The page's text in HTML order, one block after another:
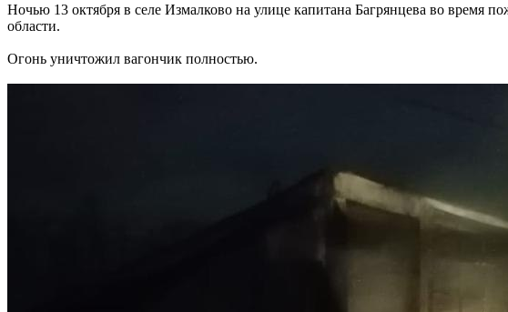
Ночью 13 октября в селе Измалково на улице капитана Багрянцева во время
области.
Огонь уничтожил вагончик полностью.